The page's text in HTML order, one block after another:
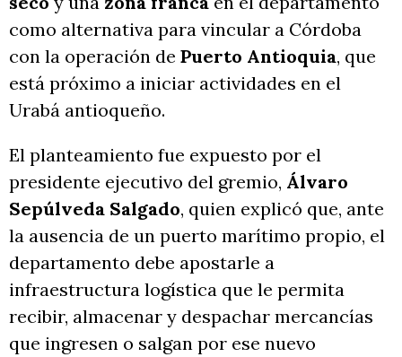
como alternativa para vincular a Córdoba
con la operación de Puerto Antioquia, que
está próximo a iniciar actividades en el
Urabá antioqueño.
El planteamiento fue expuesto por el
presidente ejecutivo del gremio, Álvaro
Sepúlveda Salgado, quien explicó que, ante
la ausencia de un puerto marítimo propio, el
departamento debe apostarle a
infraestructura logística que le permita
recibir, almacenar y despachar mercancías
que ingresen o salgan por ese nuevo